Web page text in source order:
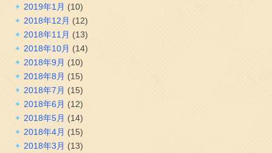
2019年1月 (10)
2018年12月 (12)
2018年11月 (13)
2018年10月 (14)
2018年9月 (10)
2018年8月 (15)
2018年7月 (15)
2018年6月 (12)
2018年5月 (14)
2018年4月 (15)
2018年3月 (13)